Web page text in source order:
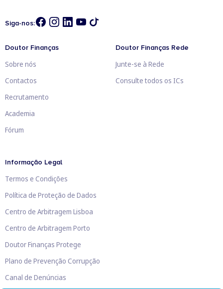
Siga-nos:
Doutor Finanças
Sobre nós
Contactos
Recrutamento
Academia
Fórum
Doutor Finanças Rede
Junte-se à Rede
Consulte todos os ICs
Informação Legal
Termos e Condições
Política de Proteção de Dados
Centro de Arbitragem Lisboa
Centro de Arbitragem Porto
Doutor Finanças Protege
Plano de Prevenção Corrupção
Canal de Denúncias